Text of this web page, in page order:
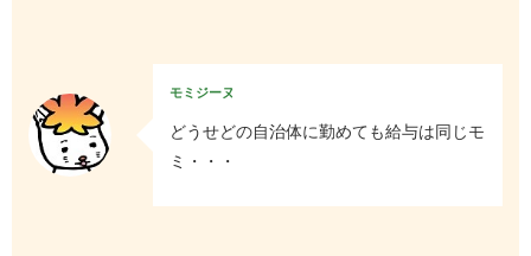
モミジーヌ
どうせどの自治体に勤めても給与は同じモ
ミ・・・